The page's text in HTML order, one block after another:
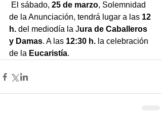
El sábado, 25 de marzo, Solemnidad
de la Anunciación, tendrá lugar a las 12
h. del mediodía la Jura de Caballeros
y Damas. A las 12:30 h. la celebración
de la Eucaristía.